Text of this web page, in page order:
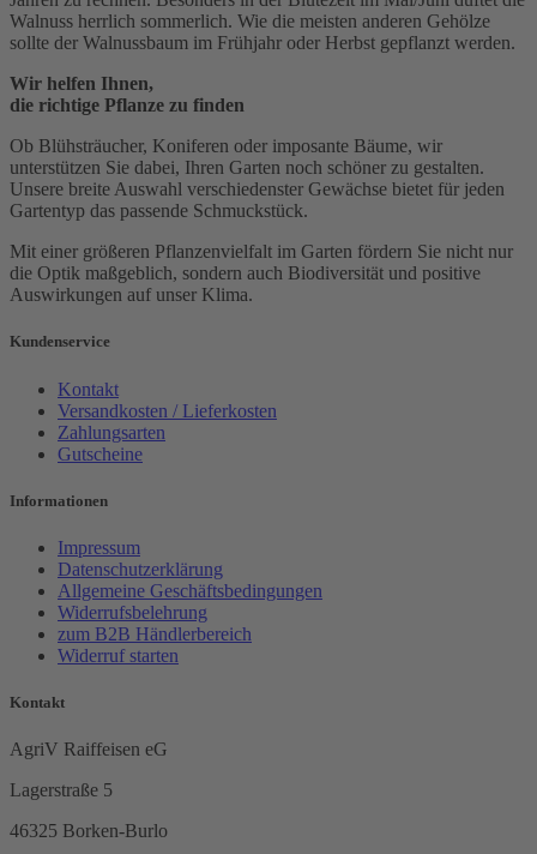
Walnuss herrlich sommerlich. Wie die meisten anderen Gehölze
sollte der Walnussbaum im Frühjahr oder Herbst gepflanzt werden.
Wir helfen Ihnen,
die richtige Pflanze zu finden
Ob Blühsträucher, Koniferen oder imposante Bäume, wir
unterstützen Sie dabei, Ihren Garten noch schöner zu gestalten.
Unsere breite Auswahl verschiedenster Gewächse bietet für jeden
Gartentyp das passende Schmuckstück.
Mit einer größeren Pflanzenvielfalt im Garten fördern Sie nicht nur
die Optik maßgeblich, sondern auch Biodiversität und positive
Auswirkungen auf unser Klima.
Kundenservice
Kontakt
Versandkosten / Lieferkosten
Zahlungsarten
Gutscheine
Informationen
Impressum
Datenschutzerklärung
Allgemeine Geschäftsbedingungen
Widerrufsbelehrung
zum B2B Händlerbereich
Widerruf starten
Kontakt
AgriV Raiffeisen eG
Lagerstraße 5
46325 Borken-Burlo